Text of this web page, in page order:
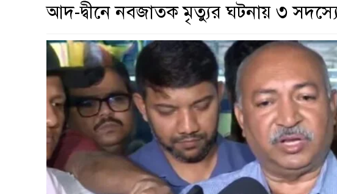
আদ-দ্বীনে নবজাতক মৃত্যুর ঘটনায় ৩